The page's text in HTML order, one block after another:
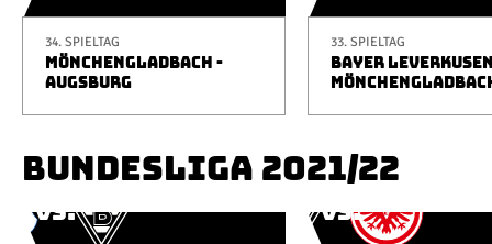
34. SPIELTAG
MÖNCHENGLADBACH -
AUGSBURG
33. SPIELTAG
BAYER
BUNDESLIGA 2021/22